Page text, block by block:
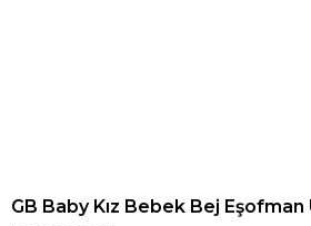
GB Baby Kız Bebek Bej Eşofman